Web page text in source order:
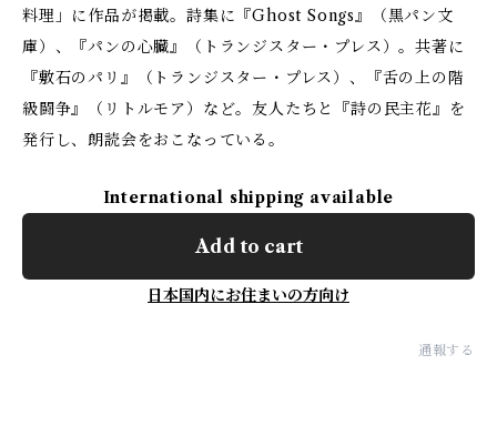
料理」に作品が掲載。詩集に『Ghost Songs』（黒パン文
庫）、『パンの心臓』（トランジスター・プレス）。共著に
『敷石のパリ』（トランジスター・プレス）、『舌の上の階
級闘争』（リトルモア）など。友人たちと『詩の民主花』を
発行し、朗読会をおこなっている。
International shipping available
Add to cart
日本国内にお住まいの方向け
通報する